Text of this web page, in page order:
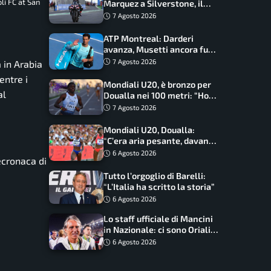
in Arabia
i
di
Marquez a Silverstone, il
programma e gli orari
7 Agosto 2026
ATP Montreal: Darderi
avanza, Musetti ancora fuori
con Jodar
7 Agosto 2026
Mondiali U20, è bronzo per
Doualla nei 100 metri: “Ho
scacciato l’ansia”
7 Agosto 2026
Mondiali U20, Doualla:
“C’era aria pesante, davano
le mascherine! Finale? Non
6 Agosto 2026
Tutto l’orgoglio di Barelli:
“L’Italia ha scritto la storia”
6 Agosto 2026
Lo staff ufficiale di Mancini
in Nazionale: ci sono Oriali e
Bonucci, confermato un
6 Agosto 2026